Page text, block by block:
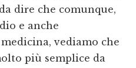
dire che comunque,
e anche
vediamo che
più semplice da